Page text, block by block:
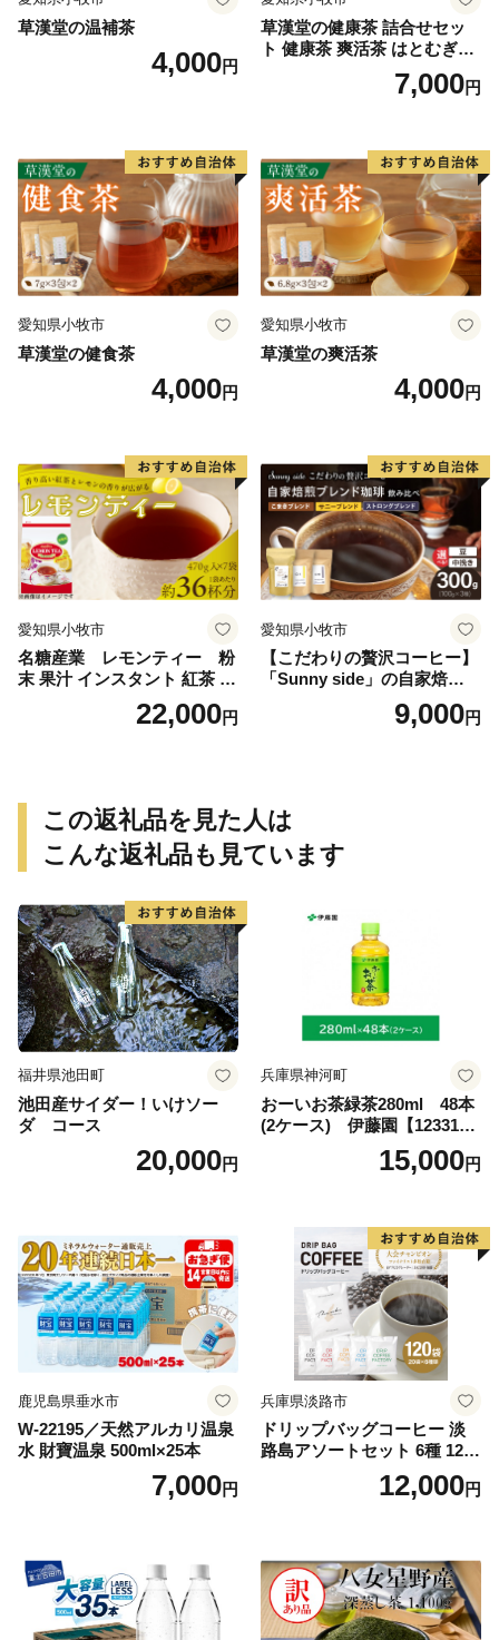
草漢堂の温補茶
4,000円
草漢堂の健康茶 詰合せセッ
ト 健康茶 爽活茶 はとむぎ茶
温補茶 健食茶 和漢紅茶 お茶
7,000円
愛知県小牧市
草漢堂の健食茶
4,000円
愛知県小牧市
草漢堂の爽活茶
4,000円
愛知県小牧市
名糖産業 レモンティー 粉
末 果汁 インスタント 紅茶 ビ
タミンC 袋 ロングセラー 粉
末飲料 粉末茶 簡単 手軽 ホッ
22,000円
愛知県小牧市
【こだわりの贅沢コーヒー】
「Sunny side」の自家焙煎珈
琲ブレンド珈琲飲み比べセッ
9,000円
この返礼品を見た人は
こんな返礼品も見ています
福井県池田町
池田産サイダー！いけソー
ダ コース
20,000円
兵庫県神河町
おーいお茶緑茶280ml 48本
(2ケース) 伊藤園【123317
15,000円
鹿児島県垂水市
W-22195／天然アルカリ温泉
水 財寶温泉 500ml×25本
7,000円
兵庫県淡路市
ドリップバッグコーヒー 淡
路島アソートセット 6種 120
袋 飲み比べ コーヒー
12,000円